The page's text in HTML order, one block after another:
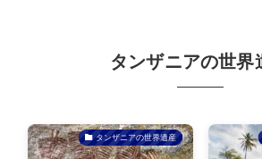
タンザニアの世界
タンザニアの世界遺産